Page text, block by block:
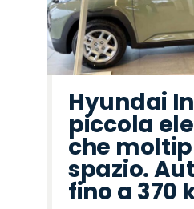
Hyundai
piccola
che
spazio.
fino a 370